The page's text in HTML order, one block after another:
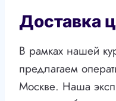
Доставка
В рамках нашей
предлагаем
Москве. Наша